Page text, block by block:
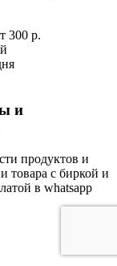
300 р.
и
продуктов и
товара с биркой и
в whatsapp